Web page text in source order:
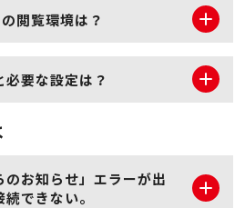
閲覧環境は？
要な設定は？
のお知らせ」エラーが出
できない。